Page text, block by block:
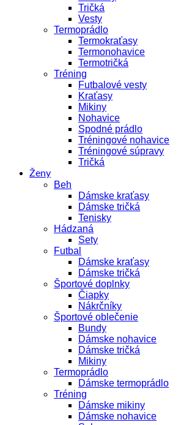
Tričká
Vesty
Termoprádlo
Termokraťasy
Termonohavice
Termotričká
Tréning
Futbalové vesty
Kraťasy
Mikiny
Nohavice
Spodné prádlo
Tréningové nohavice
Tréningové súpravy
Tričká
Ženy
Beh
Dámske kraťasy
Dámske tričká
Tenisky
Hádzaná
Sety
Futbal
Dámske kraťasy
Dámske tričká
Športové doplnky
Čiapky
Nákrčníky
Športové oblečenie
Bundy
Dámske nohavice
Dámske tričká
Mikiny
Termoprádlo
Dámske termoprádlo
Tréning
Dámske mikiny
Dámske nohavice